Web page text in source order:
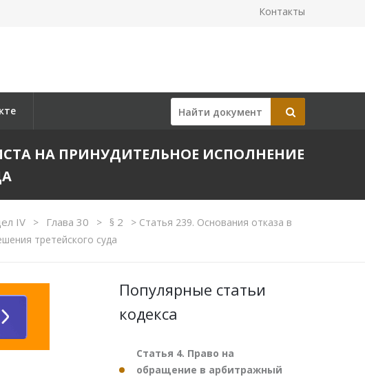
Контакты
НА ПРИНУДИТЕЛЬНОЕ ИСПОЛНЕНИЕ
IV > Глава 30 > § 2 >Статья 239. Основания отказа в
третейского суда
Популярные статьи
кодекса
Статья 4. Право на
обращение в арбитражный